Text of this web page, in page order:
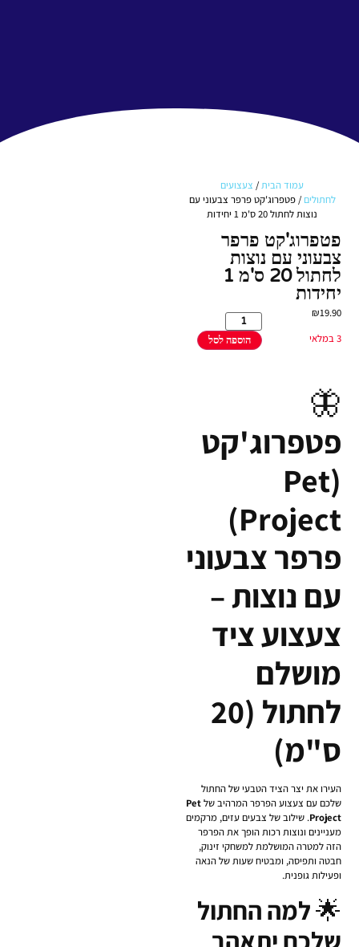
עמוד הבית/ צעצועים
לחתולים / פטפרוג'קט פרפר צבעוני עם
נוצות לחתול 20 ס'מ 1 יחידות
פטפרוג'קט פרפר
צבעוני עם נוצות
לחתול 20 ס'מ 1
יחידות
₪19.90
3 במלאי
הוספה לסל
🦋
פטפרוג'קט
(Pet
Project)
פרפר צבעוני
עם נוצות –
צעצוע ציד
מושלם
לחתול (20
ס"מ)
העירו את יצר הציד הטבעי של החתול
שלכם עם צעצוע הפרפר המרהיב שלPet
Project. שילוב של צבעים עזים, מרקמים
מעניינים ונוצות רכות הופך את הפרפר
הזה למטרה המושלמת למשחקי זינוק,
חבטה ותפיסה, ומבטיח שעות של הנאה
ופעילות גופנית.
🌟למה החתול
שלכם יתאהב